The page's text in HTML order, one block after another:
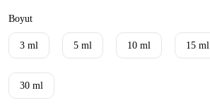
Boyut
3 ml 5 ml 10 ml 15 ml
30 ml